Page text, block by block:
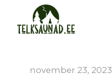
november 23, 2023